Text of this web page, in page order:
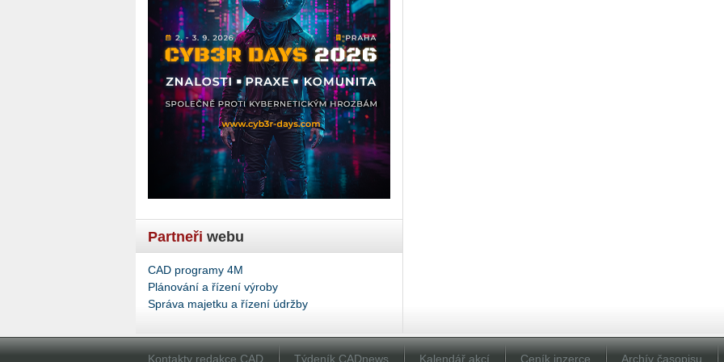
Partneři webu
CAD programy 4M
Plánování a řízení výroby
Správa majetku a řízení údržby
Kontakty redakce CAD Týdeník CADnews Kalendář akcí Ceník inzerce Archív časopisu